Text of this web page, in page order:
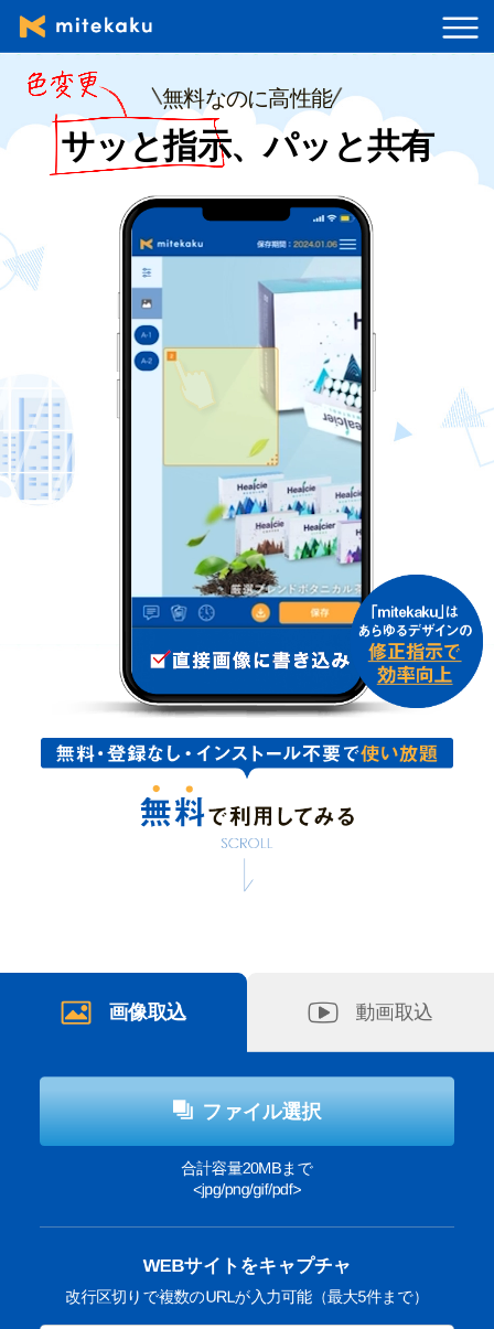
無料なのに高性能
サッと指示、パッと共有
画像取込 動画取込
ファイル選択
合計容量20MBまで
<jpg/png/gif/pdf>
WEBサイトをキャプチャ
改行区切りで複数のURLが入力可能（最大5件まで）